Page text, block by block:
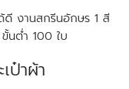
ดี งานสกรีนอักษร 1 สี
นต่ำ 100 ใบ
ป๋าผ้า